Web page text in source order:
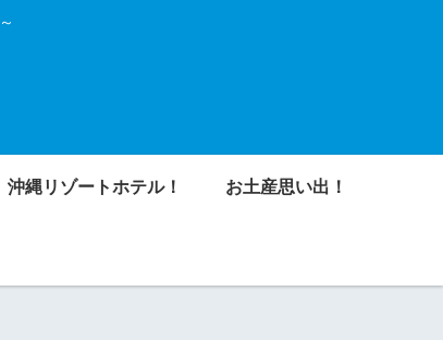
沖縄リゾートホテル！ お土産思い出！